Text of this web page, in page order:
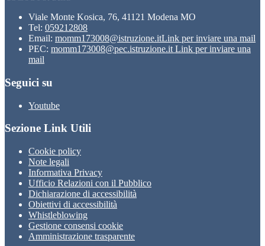
Viale Monte Kosica, 76, 41121 Modena MO
Tel: 059212808
Email: momm173008@istruzione.itLink per inviare una mail
PEC: momm173008@pec.istruzione.it Link per inviare una
mail
Seguici su
Youtube
Sezione Link Utili
Cookie policy
Note legali
Informativa Privacy
Ufficio Relazioni con il Pubblico
Dichiarazione di accessibilità
Obiettivi di accessibilità
Whistleblowing
Gestione consensi cookie
Amministrazione trasparente